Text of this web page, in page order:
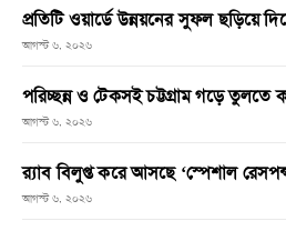
প্রতিটি ওয়ার্ডে উন্নয়নের সুফল ছড়িয়ে
আগস্ট ৬, ২০২৬
পরিচ্ছন্ন ও টেকসই চট্টগ্রাম গড়ে তুলতে
আগস্ট ৬, ২০২৬
র‌্যাব বিলুপ্ত করে আসছে ‘স্পেশাল
আগস্ট ৬, ২০২৬